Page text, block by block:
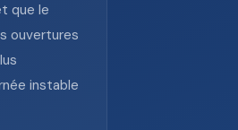
que le
ouvertures
instable